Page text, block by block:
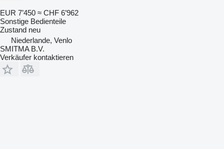
EUR 7’450 ≈ CHF 6’962
Sonstige Bedienteile
Zustand neu
Niederlande, Venlo
SMITMA B.V.
Verkäufer kontaktieren